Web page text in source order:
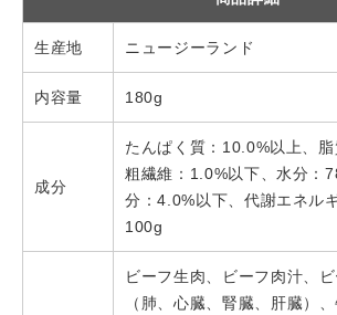
生産地 ニュージーランド
内容量 180g
成分
たんぱく質：10.0%以上、脂
粗繊維：1.0%以下、水分：
分：4.0%以下、代謝エネル
100g
ビーフ生肉、ビーフ肉汁、
（肺、心臓、腎臓、肝臓）